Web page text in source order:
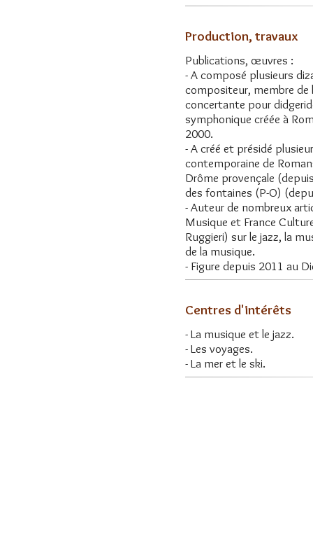
Production, travaux
Publications, œuvres :
- A composé plusieurs
compositeur, membre de
concertante pour
symphonique créée à
2000.
- A créé et présidé
contemporaine de
Drôme provençale
des fontaines (P-O)
- Auteur de nombreux
Musique et France
Ruggieri) sur le jazz, la
de la musique.
- Figure depuis 2011 au
Centres d'intérêts
- La musique et le jazz.
- Les voyages.
- La mer et le ski.